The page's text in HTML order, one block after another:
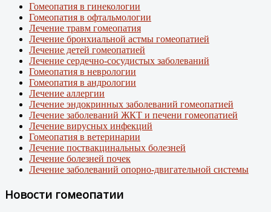
Гомеопатия в гинекологии
Гомеопатия в офтальмологии
Лечение травм гомеопатия
Лечение бронхиальной астмы гомеопатией
Лечение детей гомеопатией
Лечение сердечно-сосудистых заболеваний
Гомеопатия в неврологии
Гомеопатия в андрологии
Лечение аллергии
Лечение эндокринных заболеваний гомеопатией
Лечение заболеваний ЖКТ и печени гомеопатией
Лечение вирусных инфекций
Гомеопатия в ветеринарии
Лечение поствакцинальных болезней
Лечение болезней почек
Лечение заболеваний опорно-двигательной системы
Новости гомеопатии